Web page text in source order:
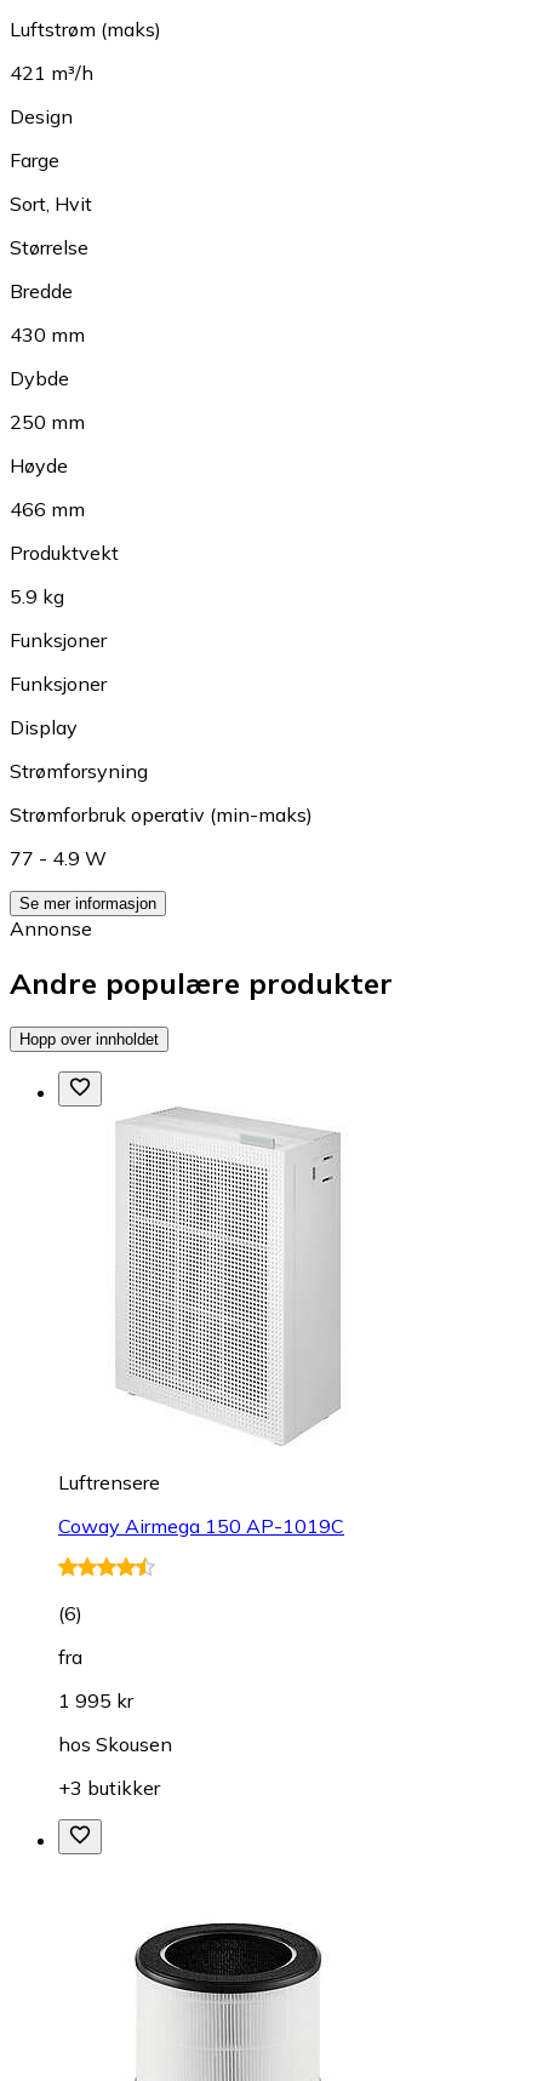
Luftstrøm (maks)
421 m³/h
Design
Farge
Sort Hvit
Størrelse
Bredde
430 mm
Dybde
250 mm
Høyde
466 mm
Produktvekt
5.9 kg
Funksjoner
Funksjoner
Display
Strømforsyning
Strømforbruk operativ (min-maks)
77 - 4.9 W
Se mer informasjon
Annonse
Andre populære produkter
Hopp over innholdet
Luftrensere
Coway Airmega 150 AP-1019C
(6)
fra
1 995 kr
hos Skousen
+3 butikker